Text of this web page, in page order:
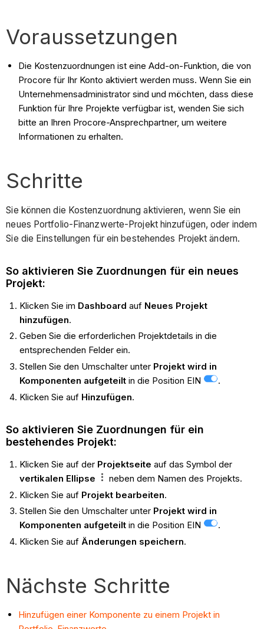
Voraussetzungen
Die Kostenzuordnungen ist eine Add-on-Funktion, die von
Procore für Ihr Konto aktiviert werden muss. Wenn Sie ein
Unternehmensadministrator sind und möchten, dass diese
Funktion für Ihre Projekte verfügbar ist, wenden Sie sich
bitte an Ihren Procore-Ansprechpartner, um weitere
Informationen zu erhalten.
Schritte
Sie können die Kostenzuordnung aktivieren, wenn Sie ein
neues Portfolio-Finanzwerte-Projekt hinzufügen, oder indem
Sie die Einstellungen für ein bestehendes Projekt ändern.
So aktivieren Sie Zuordnungen für ein neues
Projekt:
Klicken Sie im Dashboard auf Neues Projekt
hinzufügen.
Geben Sie die erforderlichen Projektdetails in die
entsprechenden Felder ein.
Stellen Sie den Umschalter unter Projekt wird in
Komponenten aufgeteiltin die Position EIN
.
Klicken Sie auf Hinzufügen.
So aktivieren Sie Zuordnungen für ein
bestehendes Projekt:
Klicken Sie auf der Projektseite auf das Symbol der
vertikalen Ellipse
neben dem Namen des Projekts.
Klicken Sie auf Projekt bearbeiten.
Stellen Sie den Umschalter unter Projekt wird in
Komponenten aufgeteiltin die Position EIN
.
Klicken Sie auf Änderungen speichern.
Nächste Schritte
Hinzufügen einer Komponente zu einem Projekt in